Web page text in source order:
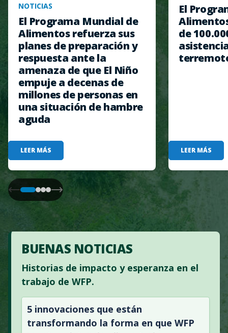
NOTICIAS
El Programa Mundial de
Alimentos refuerza sus
planes de preparación y
respuesta ante la
amenaza de que El Niño
empuje a decenas de
millones de personas en
una situación de hambre
aguda
LEER MÁS
El
de
LEER MÁS
BUENAS NOTICIAS
Historias de impacto y esperanza en el
trabajo de WFP.
5 innovaciones que están
transformando la forma en que WFP